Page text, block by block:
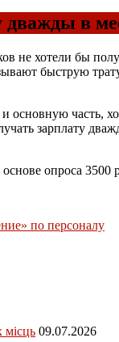
дважды в
хотели бы
быструю
часть,
зарплату
опроса 3500
по персоналу
місць 09.07.2026